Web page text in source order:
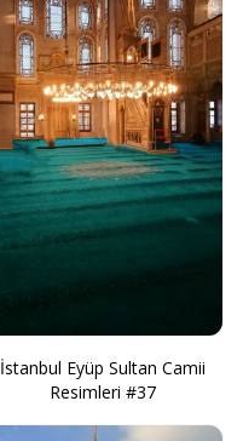
İstanbul Eyüp Sultan Camii
Resimleri #37